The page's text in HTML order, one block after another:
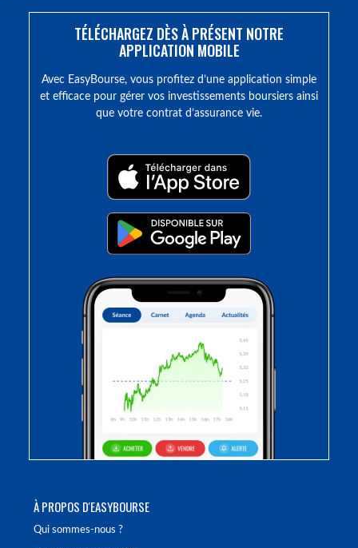
À PROPOS D'EASYBOURSE
Qui sommes-nous ?
TÉLÉCHARGEZ DÈS À PRÉSENT NOTRE
APPLICATION MOBILE
Avec EasyBourse, vous profitez d’une application simple
et efficace pour gérer vos investissements boursiers ainsi
que votre contrat d’assurance vie.